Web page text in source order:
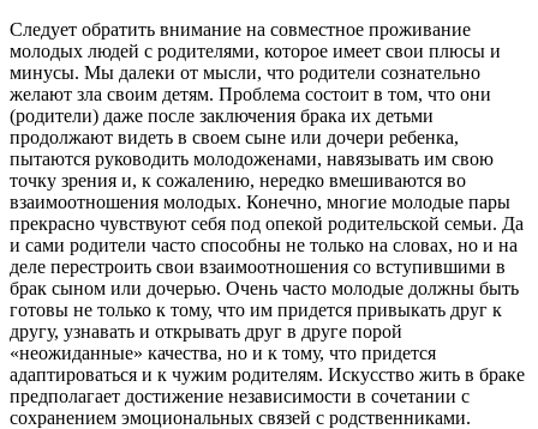
Следует обратить внимание на совместное проживание
молодых людей с родителями, которое имеет свои плюсы и
минусы. Мы далеки от мысли, что родители сознательно
желают зла своим детям. Проблема состоит в том, что они
(родители) даже после заключения брака их детьми
продолжают видеть в своем сыне или дочери ребенка,
пытаются руководить молодоженами, навязывать им свою
точку зрения и, к сожалению, нередко вмешиваются во
взаимоотношения молодых. Конечно, многие молодые пары
прекрасно чувствуют себя под опекой родительской семьи. Да
и сами родители часто способны не только на словах, но и на
деле перестроить свои взаимоотношения со вступившими в
брак сыном или дочерью. Очень часто молодые должны быть
готовы не только к тому, что им придется привыкать друг к
другу, узнавать и открывать друг в друге порой
«неожиданные» качества, но и к тому, что придется
адаптироваться и к чужим родителям. Искусство жить в браке
предполагает достижение независимости в сочетании с
сохранением эмоциональных связей с родственниками.